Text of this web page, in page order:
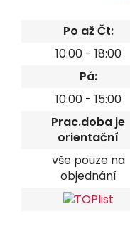
Po až Čt:
10:00 - 18:00
Pá:
10:00 - 15:00
Prac.doba je
orientační
vše pouze na
objednání